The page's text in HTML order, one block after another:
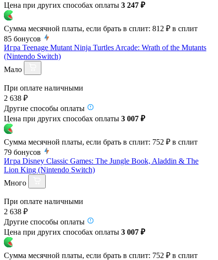
Цена при других способах оплаты 3 247 ₽
Сумма месячной платы, если брать в сплит: 812 ₽ в сплит
85 бонусов
Игра Teenage Mutant Ninja Turtles Arcade: Wrath of the Mutants
(Nintendo Switch)
Мало
При оплате наличными
2 638 ₽
Другие способы оплаты
Цена при других способах оплаты 3 007 ₽
Сумма месячной платы, если брать в сплит: 752 ₽ в сплит
79 бонусов
Игра Disney Classic Games: The Jungle Book, Aladdin & The
Lion King (Nintendo Switch)
Много
При оплате наличными
2 638 ₽
Другие способы оплаты
Цена при других способах оплаты 3 007 ₽
Сумма месячной платы, если брать в сплит: 752 ₽ в сплит